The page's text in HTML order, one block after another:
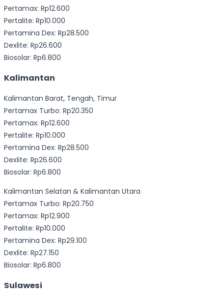
Pertamax: Rp12.600
Pertalite: Rp10.000
Pertamina Dex: Rp28.500
Dexlite: Rp26.600
Biosolar: Rp6.800
Kalimantan
Kalimantan Barat, Tengah, Timur
Pertamax Turbo: Rp20.350
Pertamax: Rp12.600
Pertalite: Rp10.000
Pertamina Dex: Rp28.500
Dexlite: Rp26.600
Biosolar: Rp6.800
Kalimantan Selatan & Kalimantan Utara
Pertamax Turbo: Rp20.750
Pertamax: Rp12.900
Pertalite: Rp10.000
Pertamina Dex: Rp29.100
Dexlite: Rp27.150
Biosolar: Rp6.800
Sulawesi